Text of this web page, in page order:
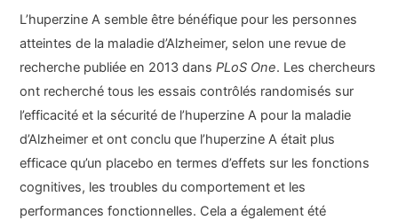
L’huperzine A semble être bénéfique pour les personnes
atteintes de la maladie d’Alzheimer, selon une revue de
recherche publiée en 2013 dansPLoS One. Les chercheurs
ont recherché tous les essais contrôlés randomisés sur
l’efficacité et la sécurité de l’huperzine A pour la maladie
d’Alzheimer et ont conclu que l’huperzine A était plus
efficace qu’un placebo en termes d’effets sur les fonctions
cognitives, les troubles du comportement et les
performances fonctionnelles. Cela a également été